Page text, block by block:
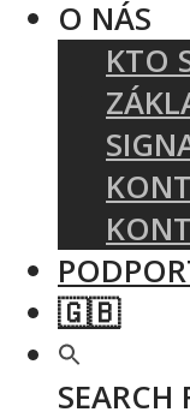
O NÁS
KTO
🇬🇧
SEARCH